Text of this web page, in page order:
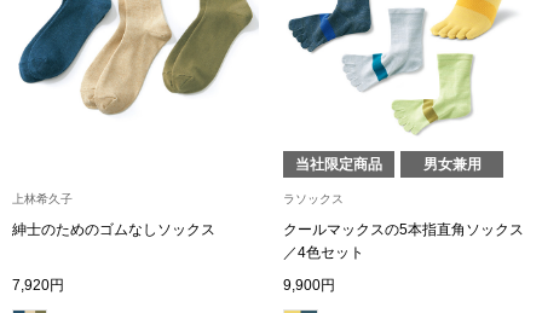
マフラー／ス
スカーフ／ス
手袋
ベルト
上林希久子
紳士のためのゴムなしソックス
7,920円
当社限定商品 男女兼用
ラソックス
クールマックスの5本指直角ソックス
／4色セット
9,900円